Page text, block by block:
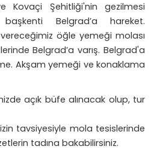
Kovaçi Şehitliği'nin gezilmesi
başkenti Belgrad’a hareket.
öğle yemeği molası
Belgrad’a varış. Belgrad'a
Akşam yemeği ve konaklama
açık büfe alınacak olup, tur
tavsiyesiyle mola tesislerinde
tadına bakabilirsiniz.